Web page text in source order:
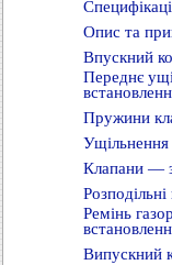
Опис та
Впускний
Переднє
Пружини
Ущільнення
Клапани —
Ремінь
Випускний